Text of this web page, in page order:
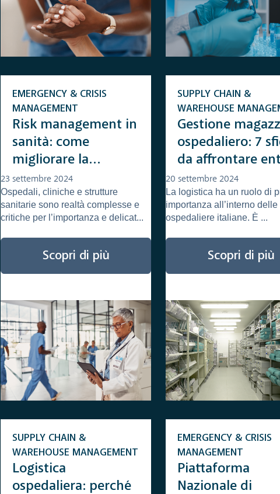
Risk management in
sanità: come
migliorare la
sicurezza
dell’ospedale
EMERGENCY & CRISIS
MANAGEMENT
23 settembre 2024
Ospedali, cliniche e strutture
sanitarie sono realtà complesse e
critiche per l’importanza e delicat...
Scopri di più
Gestione
ospedaliero: 7
da affrontare
2027
SUPPLY CHAIN &
WAREHOUSE
20 settembre 2024
La logistica ha un ruolo di
importanza all’interno delle
ospedaliere italiane. È ...
Scopri di più
Logistica
ospedaliera: perché
SUPPLY CHAIN &
WAREHOUSE MANAGEMENT
Piattaforma
Nazionale di
EMERGENCY & CRISIS
MANAGEMENT